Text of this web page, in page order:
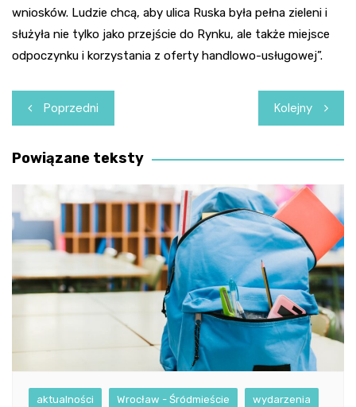
wniosków. Ludzie chcą, aby ulica Ruska była pełna zieleni i
służyła nie tylko jako przejście do Rynku, ale także miejsce
odpoczynku i korzystania z oferty handlowo-usługowej”.
Nawigacja
wpisu
Poprzedni Kolejny
Powiązane teksty
aktualności Wrocław - Śródmieście wydarzenia